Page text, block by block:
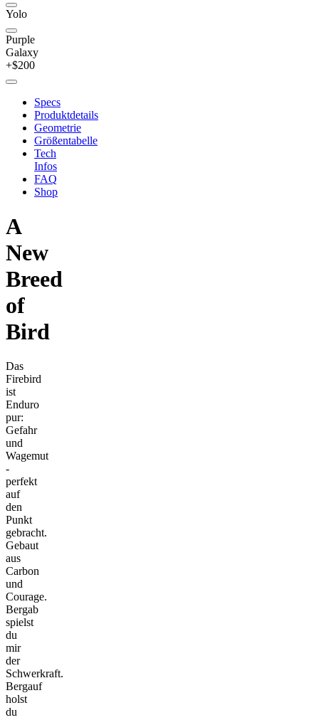
Yolo
Purple
Galaxy
+$200
Specs
Produktdetails
Geometrie
Größentabelle
Tech
Infos
FAQ
Shop
A
New
Breed
of
Bird
Das
Firebird
ist
Enduro
pur:
Gefahr
und
Wagemut
-
perfekt
auf
den
Punkt
gebracht.
Gebaut
aus
Carbon
und
Courage.
Bergab
spielst
du
mir
der
Schwerkraft.
Bergauf
holst
du